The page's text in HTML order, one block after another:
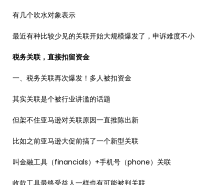
有几个吹水对象表示
最近有种比较少见的关联开始大规模爆发了，申诉难度不小
税务关联，直接扣留资金
一、税务关联再次爆发！多人被扣资金
其实关联是个被行业讲滥的话题
但架不住亚马逊对关联原因一直推陈出新
比如之前亚马逊大促前搞了一个新型关联
叫金融工具（financials）+手机号（phone）关联